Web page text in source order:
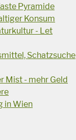
Pyramide
Konsum
- Let
Schatzsuche
Mist - mehr Geld
in Wien